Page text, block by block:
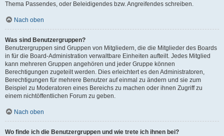
Thema Passendes, oder Beleidigendes bzw. Angreifendes schreiben.
Nach oben
Was sind Benutzergruppen?
Benutzergruppen sind Gruppen von Mitgliedern, die die Mitglieder des Boards
in für die Board-Administration verwaltbare Einheiten aufteilt. Jedes Mitglied
kann mehreren Gruppen angehören und jeder Gruppe können
Berechtigungen zugeteilt werden. Dies erleichtert es den Administratoren,
Berechtigungen für mehrere Benutzer auf einmal zu ändern und sie zum
Beispiel zu Moderatoren eines Bereichs zu machen oder ihnen Zugriff zu
einem nichtöffentlichen Forum zu geben.
Nach oben
Wo finde ich die Benutzergruppen und wie trete ich ihnen bei?